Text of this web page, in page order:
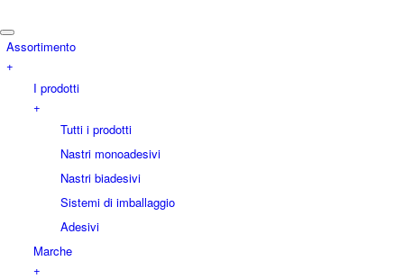
Assortimento
+
I prodotti
+
Tutti i prodotti
Nastri monoadesivi
Nastri biadesivi
Sistemi di imballaggio
Adesivi
Marche
+